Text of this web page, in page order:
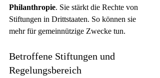
Philanthropie. Sie stärkt die Rechte von
Stiftungen in Drittstaaten. So können sie
mehr für gemeinnützige Zwecke tun.
Betroffene Stiftungen und
Regelungsbereich